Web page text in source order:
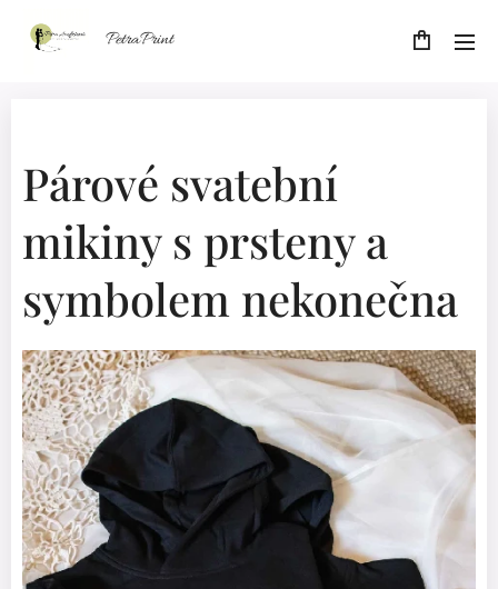
PetraPrint
Párové svatební
mikiny s prsteny a
symbolem nekonečna